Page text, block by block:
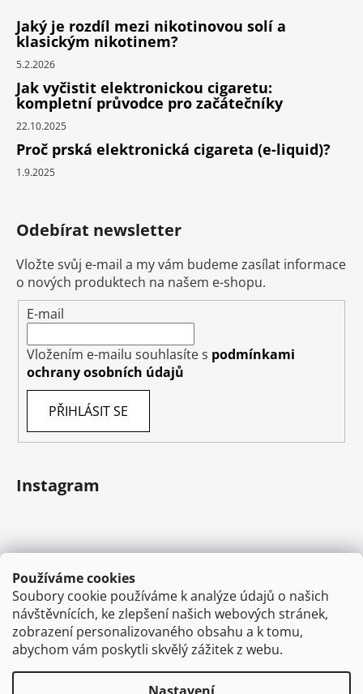
Používáme cookies
Soubory cookie používáme k analýze údajů o našich
návštěvnících, ke zlepšení našich webových stránek,
zobrazení personalizovaného obsahu a k tomu,
abychom vám poskytli skvělý zážitek z webu.
Jaký je rozdíl mezi nikotinovou solí a
klasickým nikotinem?
5.2.2026
Jak vyčistit elektronickou cigaretu:
kompletní průvodce pro začátečníky
22.10.2025
Proč prská elektronická cigareta (e-liquid)?
1.9.2025
Odebírat newsletter
Vložte svůj e-mail a my vám budeme zasílat informace
o nových produktech na našem e-shopu.
E-mail
Vložením e-mailu souhlasíte s podmínkami
ochrany osobních údajů
PŘIHLÁSIT SE
Instagram
Sledovat na Instagramu